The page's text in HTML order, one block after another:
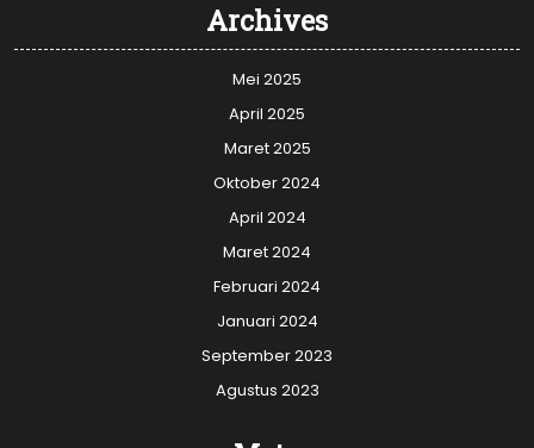
Archives
Mei 2025
April 2025
Maret 2025
Oktober 2024
April 2024
Maret 2024
Februari 2024
Januari 2024
September 2023
Agustus 2023